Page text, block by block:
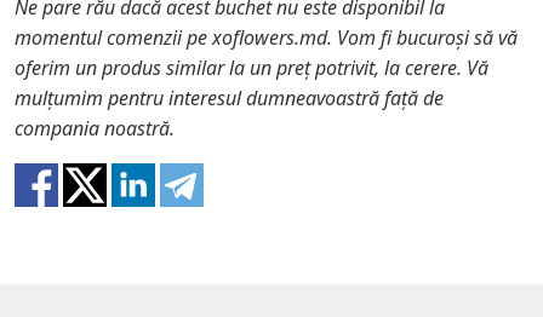
În cazul în care oricare dintre părțile componente
ale buchetului nu se mai află în stoc, vă vom oferi o
înlocuire cu un articol similar. De asemenea, trebuie
să știți că florile sunt materiale proaspete, astfel
fructe.
Udați o dată la 2 zile cu ½ cană de apă.
Ne pare rău dacă acest buchet nu este disponibil la
momentul comenzii pe xoflowers.md. Vom fi bucuroși să vă
oferim un produs similar la un preț potrivit, la cerere. Vă
mulțumim pentru interesul dumneavoastră față de
compania noastră.